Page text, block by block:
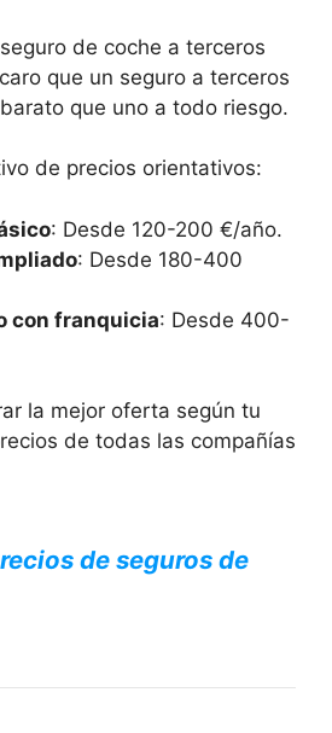
de coche a terceros
que un seguro a terceros
que uno a todo riesgo.
de precios orientativos:
: Desde 120-200 €/año.
: Desde 180-400
con franquicia: Desde 400-
la mejor oferta según tu
de todas las compañías
de seguros de